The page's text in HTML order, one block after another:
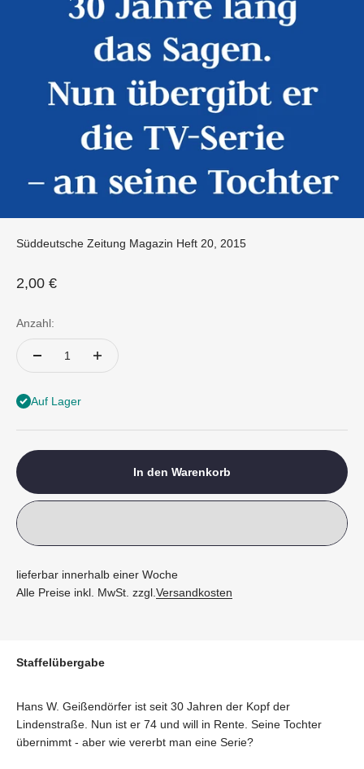
Süddeutsche Zeitung Magazin Heft 20, 2015
Angebot
2,00 €
Anzahl:
Auf Lager
In den Warenkorb
lieferbar innerhalb einer Woche
Alle Preise inkl. MwSt. zzgl. Versandkosten
Staffelübergabe
Hans W. Geißendörfer ist seit 30 Jahren der Kopf der
Lindenstraße. Nun ist er 74 und will in Rente. Seine Tochter
übernimmt - aber wie vererbt man eine Serie?